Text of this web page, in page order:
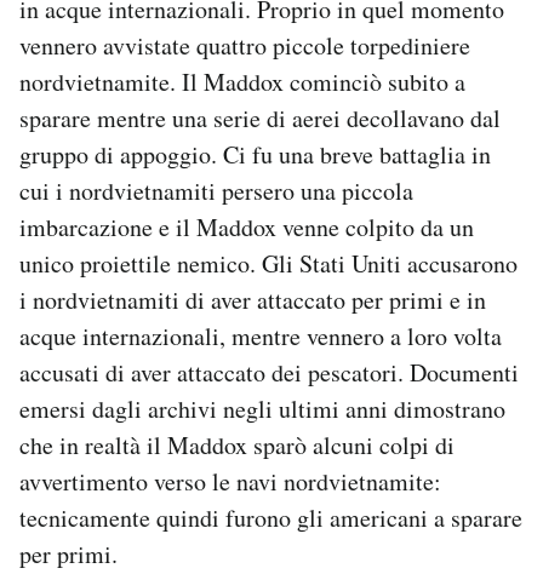
in acque internazionali. Proprio in quel momento
vennero avvistate quattro piccole torpediniere
nordvietnamite. Il Maddox cominciò subito a
sparare mentre una serie di aerei decollavano dal
gruppo di appoggio. Ci fu una breve battaglia in
cui i nordvietnamiti persero una piccola
imbarcazione e il Maddox venne colpito da un
unico proiettile nemico. Gli Stati Uniti accusarono
i nordvietnamiti di aver attaccato per primi e in
acque internazionali, mentre vennero a loro volta
accusati di aver attaccato dei pescatori. Documenti
emersi dagli archivi negli ultimi anni dimostrano
che in realtà il Maddox sparò alcuni colpi di
avvertimento verso le navi nordvietnamite:
tecnicamente quindi furono gli americani a sparare
per primi.